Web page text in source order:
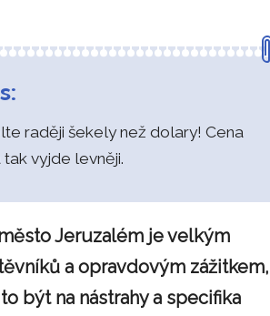
raději šekely než dolary! Cena
vyjde levněji.
Jeruzalém je velkým
a opravdovým zážitkem,
být na nástrahy a specifika